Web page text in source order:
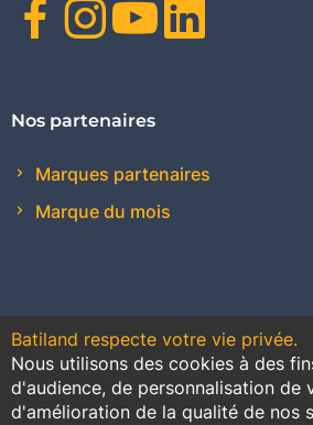
Facebook
Nos partenaires
Marques partenaires
Marque du mois
Contact
Batiland respecte votre vie privée.
Nous utilisons des cookies à des
d'audience, de personnalisation de
d'amélioration de la qualité de nos